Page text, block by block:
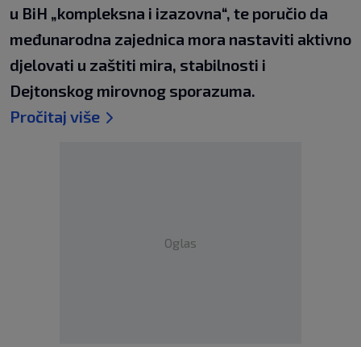
u BiH „kompleksna i izazovna“, te poručio da
međunarodna zajednica mora nastaviti aktivno
djelovati u zaštiti mira, stabilnosti i
Dejtonskog mirovnog sporazuma.
Pročitaj više
Oglas